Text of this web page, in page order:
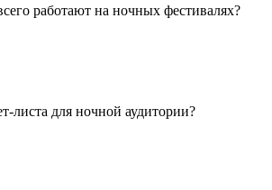
работают на ночных фестивалях?
листа для ночной аудитории?